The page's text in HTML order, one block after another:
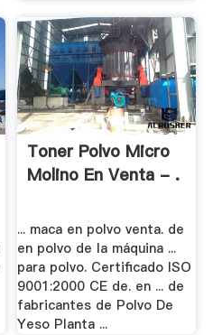
Toner Polvo Micro
Molino En Venta - .
... maca en polvo venta. de
en polvo de la máquina ...
para polvo. Certificado ISO
9001:2000 CE de. en ... de
fabricantes de Polvo De
Yeso Planta ...